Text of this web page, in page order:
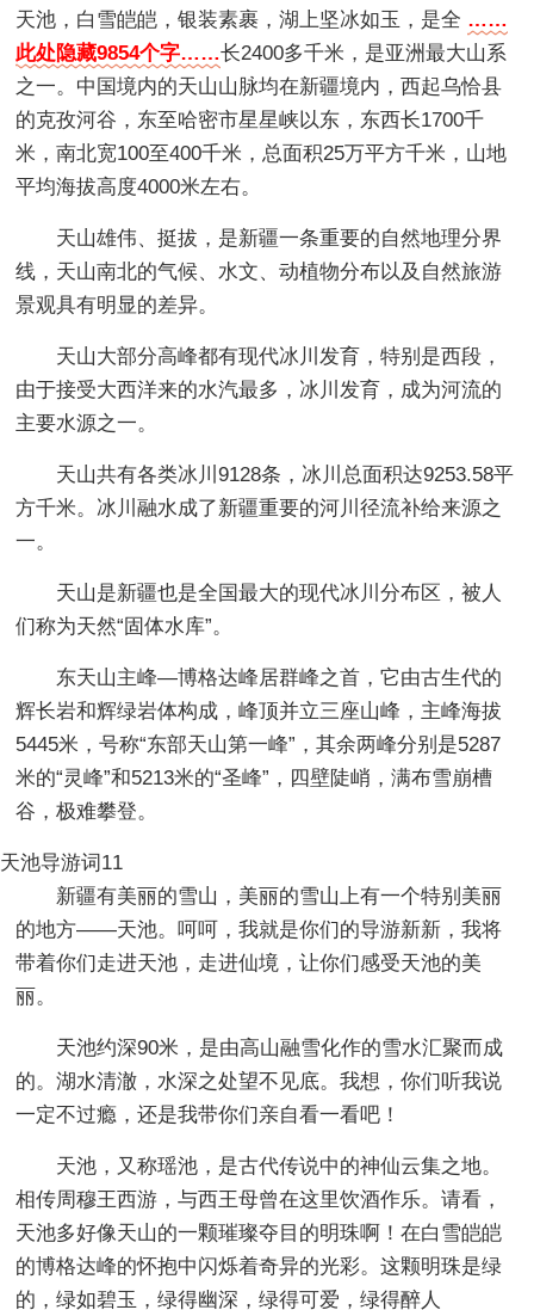
天池，白雪皑皑，银装素裹，湖上坚冰如玉，是全 ……
此处隐藏9854个字……长2400多千米，是亚洲最大山系
之一。中国境内的天山山脉均在新疆境内，西起乌恰县
的克孜河谷，东至哈密市星星峡以东，东西长1700千
米，南北宽100至400千米，总面积25万平方千米，山地
平均海拔高度4000米左右。
天山雄伟、挺拔，是新疆一条重要的自然地理分界
线，天山南北的气候、水文、动植物分布以及自然旅游
景观具有明显的差异。
天山大部分高峰都有现代冰川发育，特别是西段，
由于接受大西洋来的水汽最多，冰川发育，成为河流的
主要水源之一。
天山共有各类冰川9128条，冰川总面积达9253.58平
方千米。冰川融水成了新疆重要的河川径流补给来源之
一。
天山是新疆也是全国最大的现代冰川分布区，被人
们称为天然“固体水库”。
东天山主峰—博格达峰居群峰之首，它由古生代的
辉长岩和辉绿岩体构成，峰顶并立三座山峰，主峰海拔
5445米，号称“东部天山第一峰”，其余两峰分别是5287
米的“灵峰”和5213米的“圣峰”，四壁陡峭，满布雪崩槽
谷，极难攀登。
天池导游词11
新疆有美丽的雪山，美丽的雪山上有一个特别美丽
的地方——天池。呵呵，我就是你们的导游新新，我将
带着你们走进天池，走进仙境，让你们感受天池的美
丽。
天池约深90米，是由高山融雪化作的雪水汇聚而成
的。湖水清澈，水深之处望不见底。我想，你们听我说
一定不过瘾，还是我带你们亲自看一看吧！
天池，又称瑶池，是古代传说中的神仙云集之地。
相传周穆王西游，与西王母曾在这里饮酒作乐。请看，
天池多好像天山的一颗璀璨夺目的明珠啊！在白雪皑皑
的博格达峰的怀抱中闪烁着奇异的光彩。这颗明珠是绿
的，绿如碧玉，绿得幽深，绿得可爱，绿得醉人